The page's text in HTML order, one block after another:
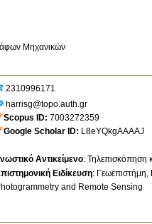
Μηχανικών
2310996171
harrisg@topo.auth.gr
Scopus ID 7003272359
Google Scholar ID L8eYQkgAAAAJ
Αντικείμενο: Τηλεπισκόπηση
Ειδίκευση: Γεωεπιστήμη
and Remote Sensing